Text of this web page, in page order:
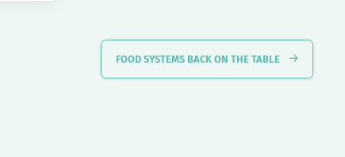
FOOD SYSTEMS BACK ON THE TABLE